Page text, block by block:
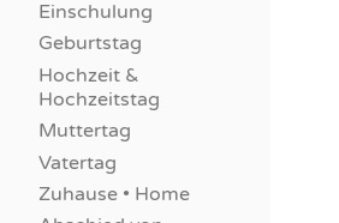
Einschulung
Geburtstag
Hochzeit &
Hochzeitstag
Muttertag
Vatertag
Zuhause • Home